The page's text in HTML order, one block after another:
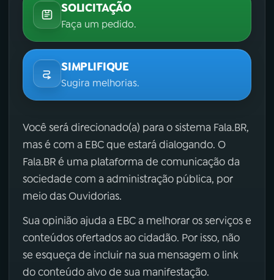
SOLICITAÇÃO
Faça um pedido.
SIMPLIFIQUE
Sugira melhorias.
Você será direcionado(a) para o sistema Fala.BR,
mas é com a EBC que estará dialogando. O
Fala.BR é uma plataforma de comunicação da
sociedade com a administração pública, por
meio das Ouvidorias.
Sua opinião ajuda a EBC a melhorar os serviços e
conteúdos ofertados ao cidadão. Por isso, não
se esqueça de incluir na sua mensagem o link
do conteúdo alvo de sua manifestação.